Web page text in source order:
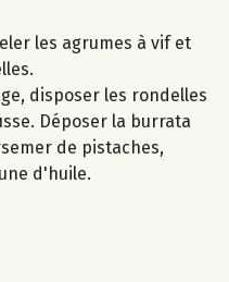
les agrumes à vif et
disposer les rondelles
Déposer la burrata
de pistaches,
d'huile.